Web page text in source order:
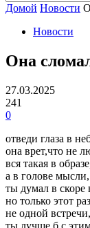
Домой Новости
Новости
Она
27.03.2025
241
0
отведи глаза в
она врет,что не
вся такая в
а в голове мысли,
ты думал в скоре
но только этот
не одной
ты лучше б с